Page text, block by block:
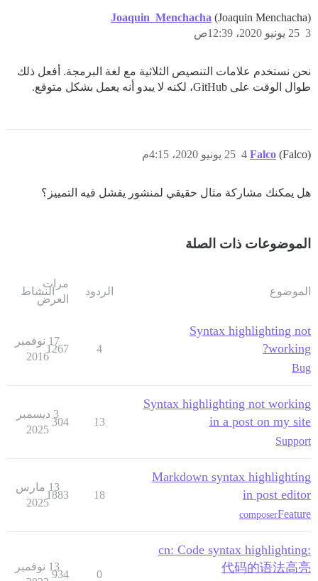
Joaquin_Menchacha (Joaquin Menchacha)
25 يونيو 2020، 12:39ص 3
نحن نستخدم علامات التنصيص الثلاثية مع لغة البرمجة. أفعل ذلك
طوال الوقت على GitHub، لكنه لا يبدو أنه يعمل بشكل متوقع.
Falco (Falco) 25 يونيو 2020، 4:15م 4
هل يمكنك مشاركة مثال حقيقي لمنشور يفشل فيه التمييز؟
الموضوعات ذات الصلة
الموضوع الردود
مرات
العرض
النشاط
Syntax highlighting not
working?
Bug
4
1267
17 نوفمبر
2016
Syntax highlighting not working
in a post on my site
Support
13
304
3 ديسمبر
2025
Markdown syntax highlighting
in post editor
Feature
composer
18
1883
13 مارس
2025
:cn: Code syntax highlighting
代码的语法高亮
0
934
13 نوفمبر